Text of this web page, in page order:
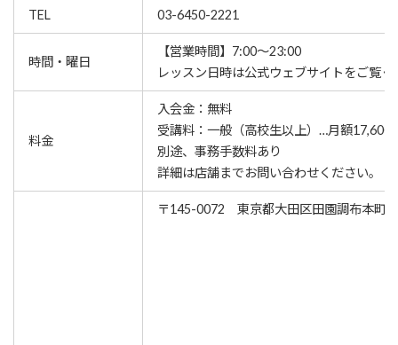
TEL 03-6450-2221
時間・曜日
【営業時間】7:00～23:00
レッスン⽇時は公式ウェブサイトをご覧く
料金
入会金：無料
受講料：一般（高校生以上）…月額17,600
別途、事務手数料あり
詳細は店舗までお問い合わせください。
〒145-0072 東京都大田区田園調布本町